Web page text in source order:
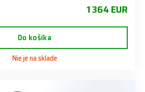
1 364 EUR
Do košíka
Nie je na sklade